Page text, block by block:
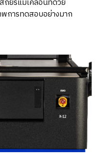
ถียรแม้เคลื่อนที่ด้วย
พการทดสอบอย่างมาก